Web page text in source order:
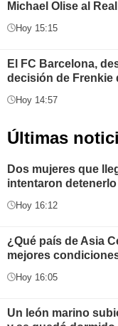
Michael Olise al
Hoy 15:15
El FC Barcelona,
decisión de Frenkie
Hoy 14:57
Últimas
Dos mujeres que
intentaron
Hoy 16:12
¿Qué país de Asia
mejores
Hoy 16:05
Un león marino